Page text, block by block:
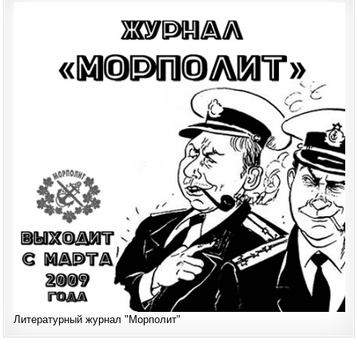
Литературный журнал "Морполит"